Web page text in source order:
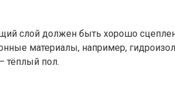
слой должен быть хорошо сцеплен
материалы, например,
тёплый пол.